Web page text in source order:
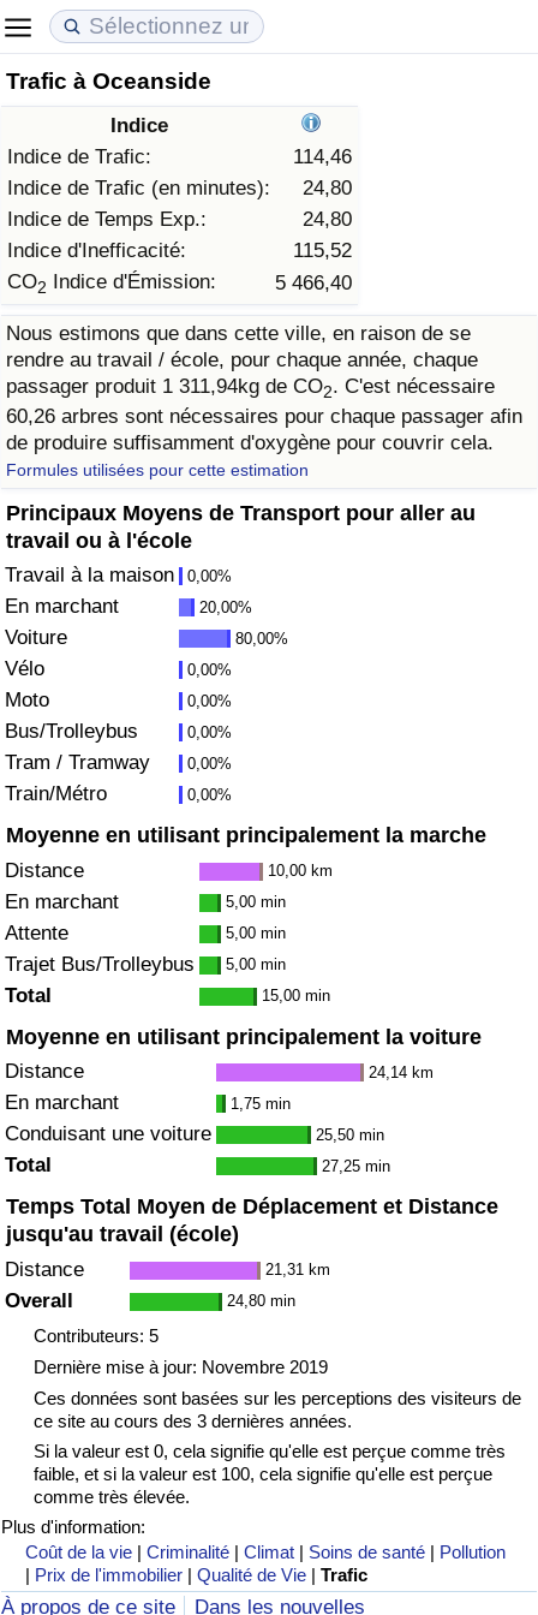
Trafic à Oceanside
Indice
Indice de Trafic:
114,46
Indice de Trafic (en minutes):
24,80
Indice de Temps Exp.:
24,80
Indice d'Inefficacité:
115,52
CO2 Indice d'Émission: 5 466,40
Nous estimons que dans cette ville, en raison de se
rendre au travail / école, pour chaque année, chaque
passager produit 1 311,94kg de CO2. C'est nécessaire
60,26 arbres sont nécessaires pour chaque passager afin
de produire suffisamment d'oxygène pour couvrir cela.
Formules utilisées pour cette estimation
Principaux Moyens de Transport pour aller au
travail ou à l'école
Travail à la maison 0,00%
En marchant 20,00%
Voiture 80,00%
Vélo 0,00%
Moto 0,00%
Bus/Trolleybus 0,00%
Tram / Tramway 0,00%
Train/Métro 0,00%
Moyenne en utilisant principalement la marche
Distance 10,00 km
En marchant 5,00 min
Attente 5,00 min
Trajet Bus/Trolleybus 5,00 min
Total 15,00 min
Moyenne en utilisant principalement la voiture
Distance 24,14 km
En marchant 1,75 min
Conduisant une voiture 25,50 min
Total 27,25 min
Temps Total Moyen de Déplacement et Distance
jusqu'au travail (école)
Distance 21,31 km
Overall 24,80 min
Contributeurs: 5
Dernière mise à jour: Novembre 2019
Ces données sont basées sur les perceptions des visiteurs de
ce site au cours des 3 dernières années.
Si la valeur est 0, cela signifie qu'elle est perçue comme très
faible, et si la valeur est 100, cela signifie qu'elle est perçue
comme très élevée.
Plus d'information:
Coût de la vie |Criminalité |Climat | Soins de santé | Pollution
| Prix de l'immobilier |Qualité de Vie |Trafic
À propos de ce site Dans les nouvelles
Coût de la vie
Indice du Coût de la Vie (Actuel)
Indice du Coût de la Vie
Indice du coût de la vie par pays
à Akaba
Prix de l'immobilier
Indice des Prix de l'immobilier (Actuel)
Indice des Prix de l'immobilier
Indice des Prix de l'immobilier par Pays
Qualité de Vie
Indice de Qualité de Vie
Indice de Qualité de Vie (Actuel)
Indice de qualité de vie par pays
Criminalité
Indice de Criminalité (Actuel)
Indice de Criminalité
Indice de criminalité par pays
Soins de santé
Indice des soins de santé (Actuel)
Indice des soins de santé
Indice des soins de santé par Pays
Pollution
Indice de Pollution (Actuel)
Indice de Pollution par Pays
Trafic
Indice de Trafic
Indice de Trafic (Actuel)